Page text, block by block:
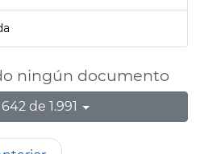
ningún documento
de 1.991